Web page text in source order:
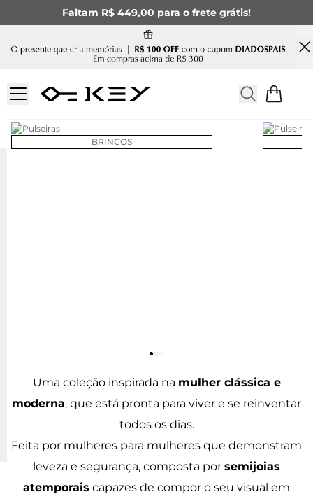
Faltam R$ 449,00 para o frete grátis!
BRINCOS
Uma coleção inspirada na mulher clássica e
moderna, que está pronta para viver e se reinventar
todos os dias.
Feita por mulheres para mulheres que demonstram
leveza e segurança, composta por semijoias
atemporais capazes de compor o seu visual em